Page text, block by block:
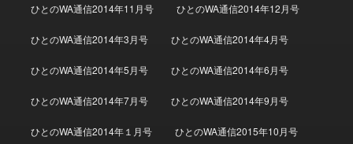
ひとのWA通信2014年11月号 ひとのWA通信2014年12月号
ひとのWA通信2014年3月号 ひとのWA通信2014年4月号
ひとのWA通信2014年5月号 ひとのWA通信2014年6月号
ひとのWA通信2014年7月号 ひとのWA通信2014年9月号
ひとのWA通信2014年１月号 ひとのWA通信2015年10月号